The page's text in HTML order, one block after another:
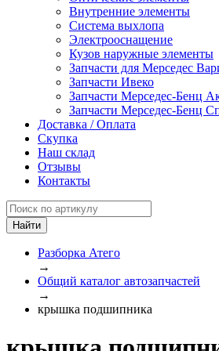
Внутренние элементы
Система выхлопа
Электрооснащение
Кузов наружные элементы
Запчасти для Мерседес
Запчасти Ивеко
Запчасти Мерседес-Бенц
Запчасти Мерседес-Бенц
Доставка / Оплата
Скупка
Наш склад
Отзывы
Контакты
Разборка Атего
→
Общий каталог автозапчастей
→
крышка подшипника